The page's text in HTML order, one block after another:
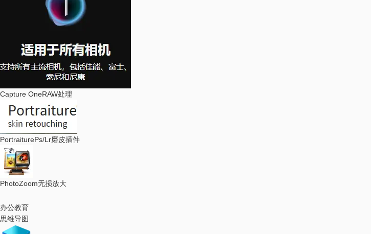
Capture OneRAW处理
PortraiturePs/Lr磨皮插件
PhotoZoom无损放大
办公教育
思维导图